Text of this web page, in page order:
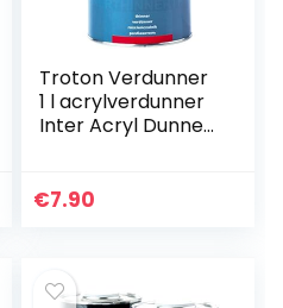
Troton Verdunner
1 l acrylverdunner
Inter Acryl Dunner
€7.90